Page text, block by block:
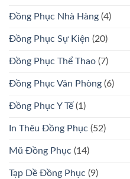
Đồng Phục Nhà Hàng (4)
Đồng Phục Sự Kiện (20)
Đồng Phục Thể Thao (7)
Đồng Phục Văn Phòng (6)
Đồng Phục Y Tế (1)
In Thêu Đồng Phục (52)
Mũ Đồng Phục (14)
Tạp Dề Đồng Phục (9)